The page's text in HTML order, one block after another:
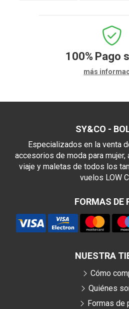
100% Pago
más
SY&CO -
Especializados en la venta
accesorios de moda para
viaje y maletas de todos los
vuelos LOW
FORMAS DE
NUESTRA
Cómo
Quiénes
Formas de